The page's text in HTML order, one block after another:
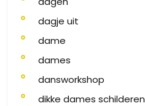
dagje uit
dame
dames
dansworkshop
dikke dames schilderen